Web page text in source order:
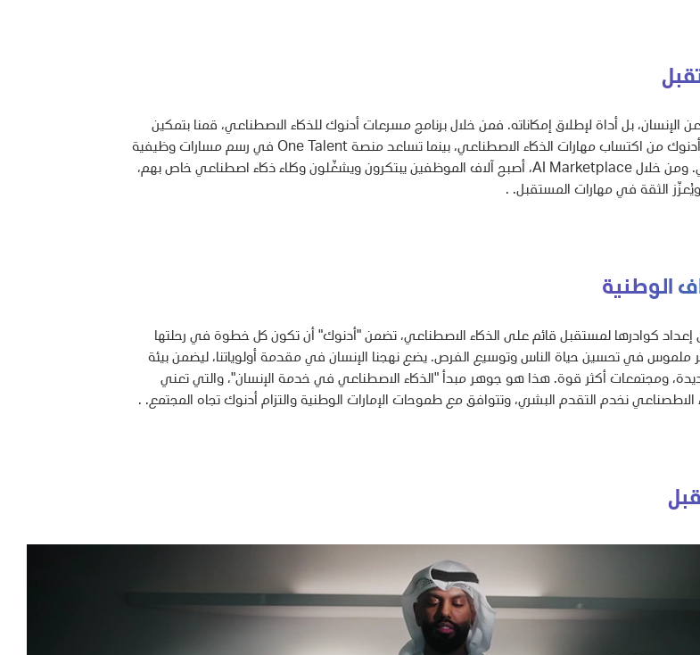
الإنسان، بل أداة لإطلاق إمكاناته. فمن خلال برنامج مسرعات أدنوك للذكاء الاصطناعي، قمنا بتمكين
أكثر من 40 ألف موظف في أدنوك من اكتساب مهارات الذكاء الاصطناعي، بينما تساعد منصة One Talent في رسم مسارات وظيفية
جديدة ضمن الاقتصاد الرقمي. ومن خلال AI Marketplace، أصبح آلاف الموظفين يبتكرون ويشغّلون وكلاء ذكاء اصطناعي خاص بهم،
الثقة في مهارات المستقبل. .
الوطنية
إعداد كوادرها لمستقبل قائم على الذكاء الاصطناعي، تضمن "أدنوك" أن تكون كل خطوة في رحلتها
ملموس في تحسين حياة الناس وتوسيع الفرص. يضع نهجنا الإنسان في مقدمة أولوياتنا، ليضمن بيئة
ومجتمعات أكثر قوة. هذا هو جوهر مبدأ "الذكاء الاصطناعي في خدمة الإنسان"، والتي تعني
نخدم التقدم البشري، وتتوافق مع طموحات الإمارات الوطنية والتزام أدنوك تجاه المجتمع. .